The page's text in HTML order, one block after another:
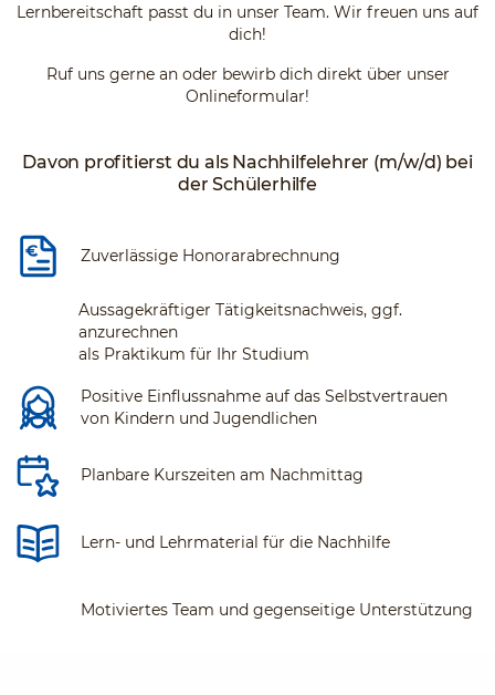
Lernbereitschaft passt du in unser Team. Wir freuen uns auf
dich!
Ruf uns gerne an oder bewirb dich direkt über unser
Onlineformular!
Davon profitierst du als Nachhilfelehrer (m/w/d) bei
der Schülerhilfe
Zuverlässige Honorarabrechnung
Aussagekräftiger Tätigkeitsnachweis, ggf.
anzurechnen
als Praktikum für Ihr Studium
Positive Einflussnahme auf das Selbstvertrauen
von Kindern und Jugendlichen
Planbare Kurszeiten am Nachmittag
Lern- und Lehrmaterial für die Nachhilfe
Motiviertes Team und gegenseitige Unterstützung